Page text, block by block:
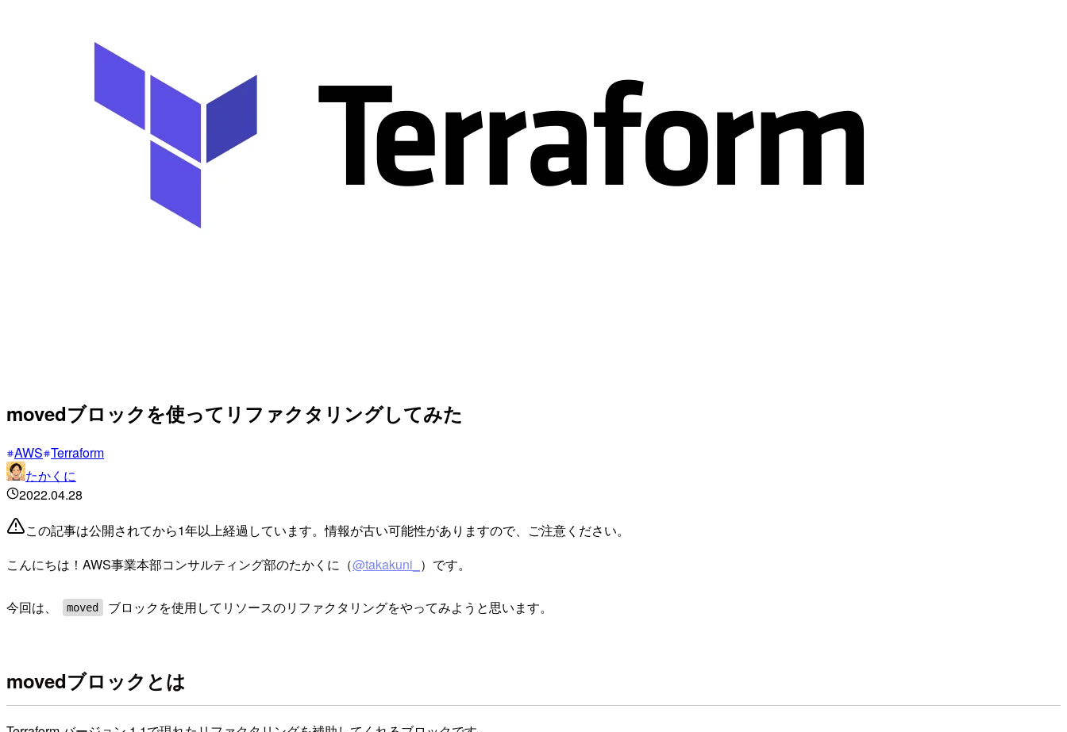
movedブロックを使ってリファクタリングしてみた
AWS Terraform
たかくに
2022.04.28
この記事は公開されてから1年以上経過しています。情報が古い可能性がありますので、ご注意ください。
こんにちは！AWS事業本部コンサルティング部のたかくに（@takakuni_ ）です。
今回は、 moved ブロックを使用してリソースのリファクタリングをやってみようと思います。
movedブロックとは